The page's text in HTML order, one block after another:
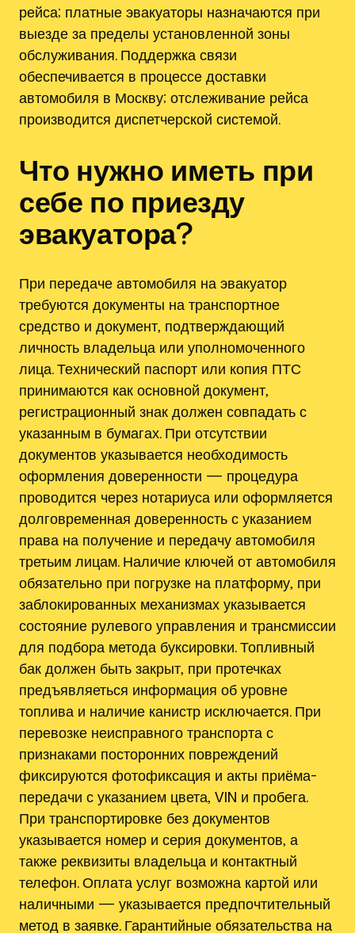
рейса; платные эвакуаторы назначаются при
выезде за пределы установленной зоны
обслуживания. Поддержка связи
обеспечивается в процессе доставки
автомобиля в Москву; отслеживание рейса
производится диспетчерской системой.
Что нужно иметь при
себе по приезду
эвакуатора?
При передаче автомобиля на эвакуатор
требуются документы на транспортное
средство и документ‚ подтверждающий
личность владельца или уполномоченного
лица. Технический паспорт или копия ПТС
принимаются как основной документ‚
регистрационный знак должен совпадать с
указанным в бумагах. При отсутствии
документов указывается необходимость
оформления доверенности — процедура
проводится через нотариуса или оформляется
долговременная доверенность с указанием
права на получение и передачу автомобиля
третьим лицам. Наличие ключей от автомобиля
обязательно при погрузке на платформу‚ при
заблокированных механизмах указывается
состояние рулевого управления и трансмиссии
для подбора метода буксировки. Топливный
бак должен быть закрыт‚ при протечках
предъявляеться информация об уровне
топлива и наличие канистр исключается. При
перевозке неисправного транспорта с
признаками посторонних повреждений
фиксируются фотофиксация и акты приёма-
передачи с указанием цвета‚ VIN и пробега.
При транспортировке без документов
указывается номер и серия документов‚ а
также реквизиты владельца и контактный
телефон. Оплата услуг возможна картой или
наличными — указывается предпочтительный
метод в заявке. Гарантийные обязательства на